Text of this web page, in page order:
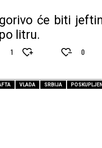
će biti
litru.
1 heart_plus heart_minus 0
VLADA SRBIJA